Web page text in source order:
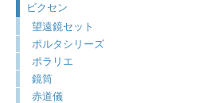
ビクセン
望遠鏡セット
ポルタシリーズ
ポラリエ
鏡筒
赤道儀